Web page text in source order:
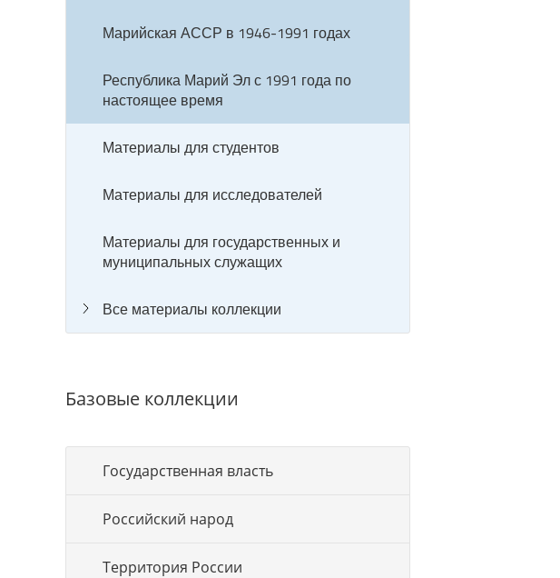
Марийская АССР в 1946‒1991 годах
Республика Марий Эл с 1991 года по
настоящее время
Материалы для студентов
Материалы для исследователей
Материалы для государственных и
муниципальных служащих
Все материалы коллекции
Базовые коллекции
Государственная власть
Российский народ
Территория России